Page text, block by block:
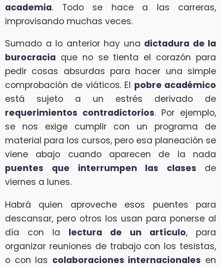
academia. Todo se hace a las carreras,
improvisando muchas veces.
Sumado a lo anterior hay una dictadura de la
burocracia que no se tienta el corazón para
pedir cosas absurdas para hacer una simple
comprobación de viáticos. El pobre académico
está sujeto a un estrés derivado de
requerimientos contradictorios. Por ejemplo,
se nos exige cumplir con un programa de
material para los cursos, pero esa planeación se
viene abajo cuando aparecen de la nada
puentes
que interrumpen las clases de
viernes a lunes.
Habrá quien aproveche esos puentes para
descansar, pero otros los usan para ponerse al
día con la lectura de un artículo, para
organizar reuniones de trabajo con los tesistas,
o con las colaboraciones internacionales en